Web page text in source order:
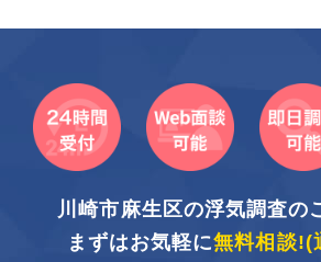
川崎市麻生区の浮気調査の
まずはお気軽に無料相談!(